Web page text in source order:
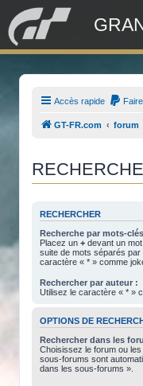
Accès rapide
GT-FR.com forum
RECHERCHER
Recherche par mots-
Placez un+ devant un
suite de mots séparés
caractère « * » comme
Rechercher par auteur :
Utilisez le caractère « * »
OPTIONS DE
Rechercher dans les
Choisissez le forum ou
sous-forums sont
dans les sous-forums ».